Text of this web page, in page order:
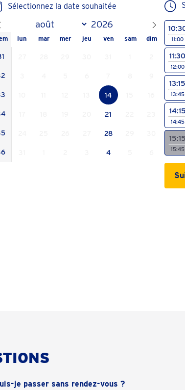
Sélectionnez la date souhaitée
lun mar mer jeu ven sam dim
14
21
28
4
11:00
11:30
12:00
13:15
13:45
14:15
14:45
15:15
15:45
je passer sans rendez-vous ?